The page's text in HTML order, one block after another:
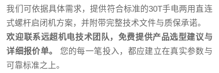
我们可依据具体需求，提供符合标准的30T手电两用直连
式螺杆启闭机方案，并附带完整技术文件与质保承诺。
欢迎联系远超机电技术团队，免费提供产品选型建议与
详细报价单。
您的每一笔投入，都应建立在真实参数与
可靠标准之上。